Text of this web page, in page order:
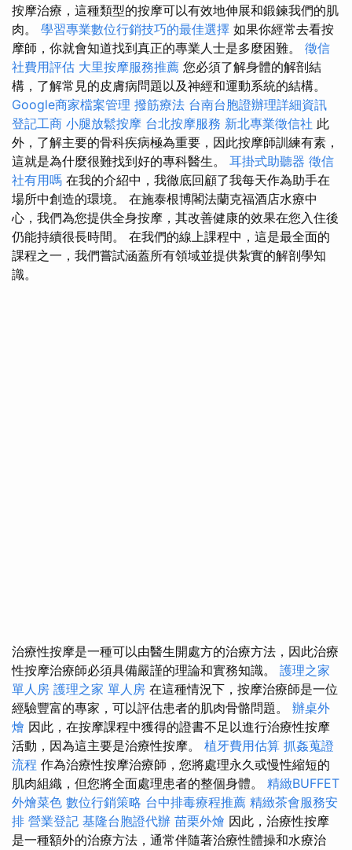
按摩治療，這種類型的按摩可以有效地伸展和鍛鍊我們的肌
肉。 學習專業數位行銷技巧的最佳選擇 如果你經常去看按
摩師，你就會知道找到真正的專業人士是多麼困難。 徵信
社費用評估 大里按摩服務推薦 您必須了解身體的解剖結
構，了解常見的皮膚病問題以及神經和運動系統的結構。
Google商家檔案管理 撥筋療法 台南台胞證辦理詳細資訊
登記工商 小腿放鬆按摩 台北按摩服務 新北專業徵信社 此
外，了解主要的骨科疾病極為重要，因此按摩師訓練有素，
這就是為什麼很難找到好的專科醫生。 耳掛式助聽器 徵信
社有用嗎 在我的介紹中，我徹底回顧了我每天作為助手在
場所中創造的環境。 在施泰根博閣法蘭克福酒店水療中
心，我們為您提供全身按摩，其改善健康的效果在您入住後
仍能持續很長時間。 在我們的線上課程中，這是最全面的
課程之一，我們嘗試涵蓋所有領域並提供紮實的解剖學知
識。
治療性按摩是一種可以由醫生開處方的治療方法，因此治療
性按摩治療師必須具備嚴謹的理論和實務知識。 護理之家
單人房 護理之家 單人房 在這種情況下，按摩治療師是一位
經驗豐富的專家，可以評估患者的肌肉骨骼問題。 辦桌外
燴 因此，在按摩課程中獲得的證書不足以進行治療性按摩
活動，因為這主要是治療性按摩。 植牙費用估算 抓姦蒐證
流程 作為治療性按摩治療師，您將處理永久或慢性縮短的
肌肉組織，但您將全面處理患者的整個身體。 精緻BUFFET
外燴菜色 數位行銷策略 台中排毒療程推薦 精緻茶會服務安
排 營業登記 基隆台胞證代辦 苗栗外燴 因此，治療性按摩
是一種額外的治療方法，通常伴隨著治療性體操和水療治